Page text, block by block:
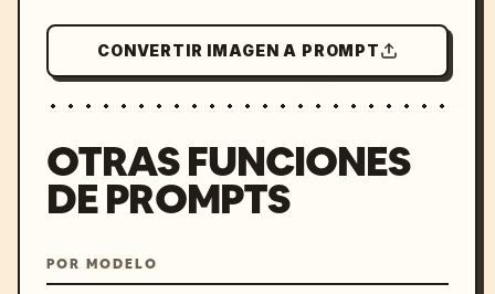
CONVERTIR IMAGEN A PROMPT
OTRAS FUNCIONES
DE PROMPTS
POR MODELO